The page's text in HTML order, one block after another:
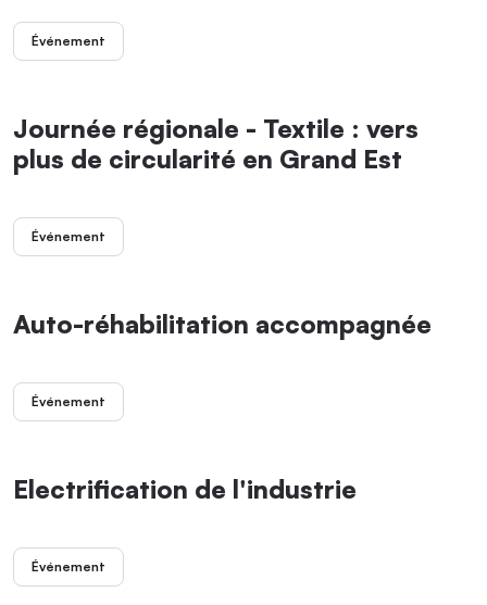
Événement
Journée régionale - Textile : vers
plus de circularité en Grand Est
Événement
Auto-réhabilitation accompagnée
Événement
Electrification de l'industrie
Événement